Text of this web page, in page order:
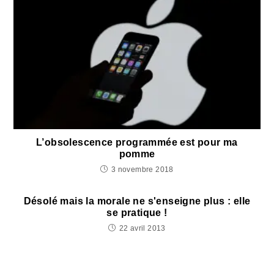
L’obsolescence programmée est pour ma
pomme
3 novembre 2018
Désolé mais la morale ne s'enseigne plus : elle
se pratique !
22 avril 2013